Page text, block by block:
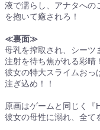
液で濡らし、アナタへの
を抱いて癒されろ！
≪裏面≫
母乳を搾取され、シーツ
注射を待ち焦がれる彩晴！
彼女の特大スライムおっ
注ぎ込め！！
原画はゲームと同じく『
彼女の母性に溺れ、全て